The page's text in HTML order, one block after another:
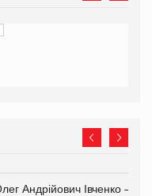
Андрійович Івченко —